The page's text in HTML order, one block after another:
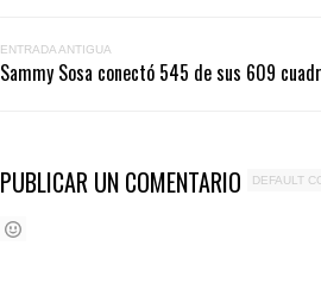
ENTRADA ANTIGUA
Sammy Sosa conectó 545 de sus 609
PUBLICAR UN COMENTARIO DEFAULT